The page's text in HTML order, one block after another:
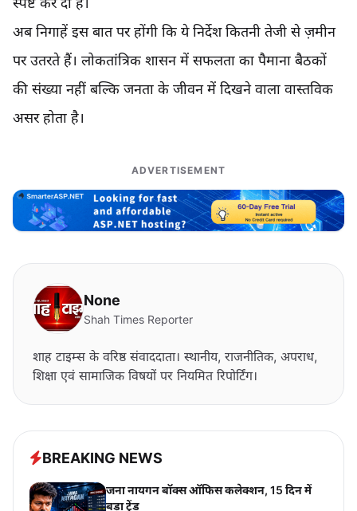
अब निगाहें इस बात पर होंगी कि ये निर्देश कितनी तेजी से ज़मीन
पर उतरते हैं। लोकतांत्रिक शासन में सफलता का पैमाना बैठकों
की संख्या नहीं बल्कि जनता के जीवन में दिखने वाला वास्तविक
असर होता है।
ADVERTISEMENT
None
Shah Times Reporter
शाह टाइम्स के वरिष्ठ संवाददाता। स्थानीय, राजनीतिक, अपराध,
शिक्षा एवं सामाजिक विषयों पर नियमित रिपोर्टिंग।
BREAKING NEWS
जना नायगन बॉक्स ऑफिस कलेक्शन, 15 दिन में
बड़ा ट्रेंड